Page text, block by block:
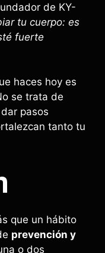
de KY-
tu cuerpo: es
fuerte
haces hoy es
se trata de
pasos
tanto tu
que un hábito
prevención y
o dos